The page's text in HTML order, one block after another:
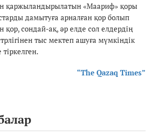
қаржыландырылатын «Маариф» қоры
дамытуға арналған қор болып
қор, сондай-ақ, әр елде сол елдердің
тыс мектеп ашуға мүмкіндік
“The Qazaq Times”